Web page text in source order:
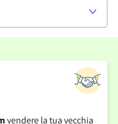
vendere la tua vecchia